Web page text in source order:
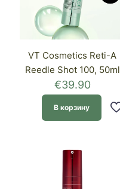
VT Cosmetics Reti-A
Reedle Shot 100, 50ml
€39.90
В корзину